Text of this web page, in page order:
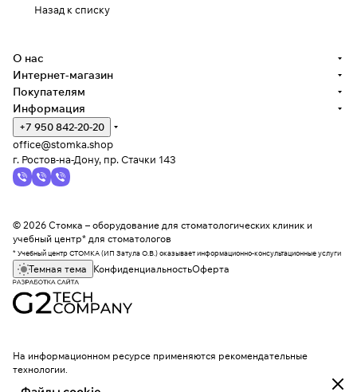
Назад к списку
О нас
Интернет-магазин
Покупателям
Информация
+7 950 842-20-20
office@stomka.shop
г. Ростов-на-Дону, пр. Стачки 143
© 2026 Стомка – оборудование для стоматологических клиник и
учебный центр* для стоматологов
* Учебный центр СТОМКА (ИП Затула О.В.) оказывает информационно-консультационные услуги
Темная тема КонфиденциальностьОферта
На информационном ресурсе применяются рекомендательные
технологии.